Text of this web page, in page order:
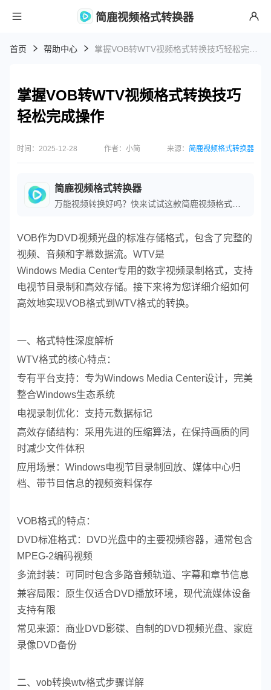
简鹿视频格式转换器
首页 帮助中心
掌握VOB转WTV视频格式转换技巧
轻松完成操作
时间：2025-12-28 作者：小简 来源： 简鹿视频格式转换器
简鹿视频格式转换器
VOB作为DVD视频光盘的标准存储格式，包含了完整的
视频、音频和字幕数据流。WTV是
Windows Media Center专用的数字视频录制格式，支持
电视节目录制和高效存储。接下来将为您详细介绍如何
高效地实现VOB格式到WTV格式的转换。
一、格式特性深度解析
WTV格式的核心特点：
专有平台支持：专为Windows Media Center设计，完美
整合Windows生态系统
电视录制优化：支持元数据标记
高效存储结构：采用先进的压缩算法，在保持画质的同
时减少文件体积
应用场景：Windows电视节目录制回放、媒体中心归
档、带节目信息的视频资料保存
VOB格式的特点：
DVD标准格式：DVD光盘中的主要视频容器，通常包含
MPEG-2编码视频
多流封装：可同时包含多路音频轨道、字幕和章节信息
兼容局限：原生仅适合DVD播放环境，现代流媒体设备
支持有限
常见来源：商业DVD影碟、自制的DVD视频光盘、家庭
录像DVD备份
二、vob转换wtv格式步骤详解